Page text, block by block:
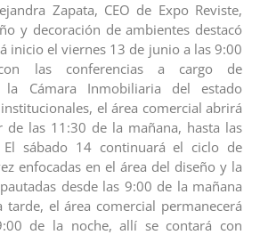
Zapata, CEO de Expo Reviste,
y decoración de ambientes destacó
inicio el viernes 13 de junio a las 9:00
las conferencias a cargo de
la Cámara Inmobiliaria del estado
el área comercial abrirá
de las 11:30 de la mañana, hasta las
sábado 14 continuará el ciclo de
enfocadas en el área del diseño y la
desde las 9:00 de la mañana
tarde, el área comercial permanecerá
de la noche, allí se contará con